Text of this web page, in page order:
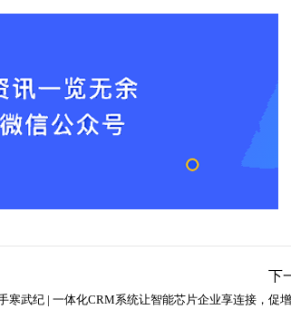
下
寒武纪 | 一体化CRM系统让智能芯片企业享连接，促增